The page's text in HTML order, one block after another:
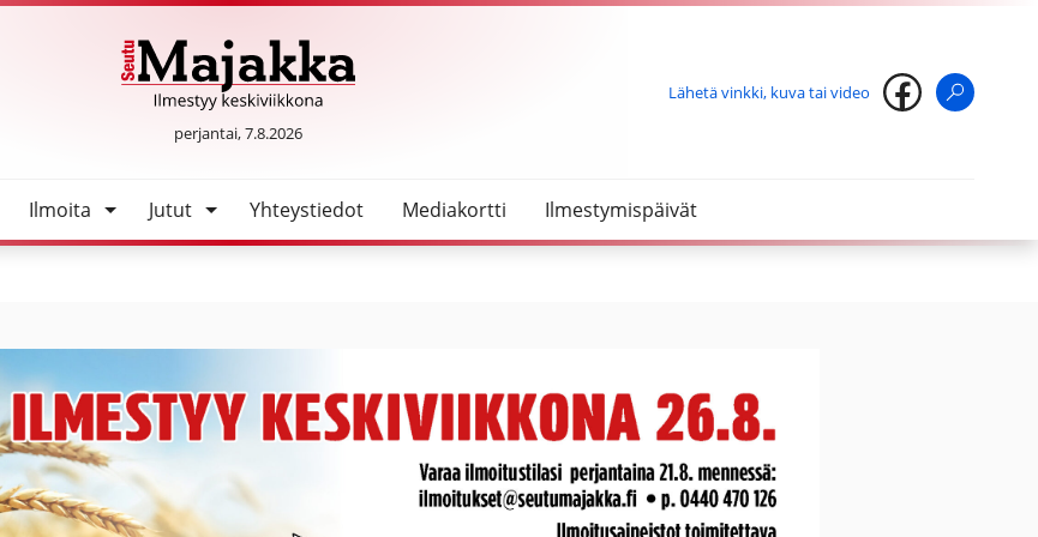
SeutuMajakka
perjantai, 7.8.2026
Lähetä vinkki, kuva tai video
Ilmoita Jutut Yhteystiedot Mediakortti Ilmestymispäivät